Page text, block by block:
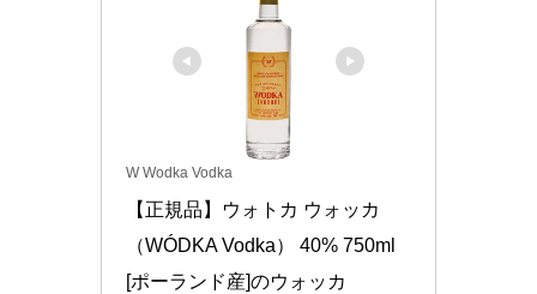
W Wodka Vodka
【正規品】ウォトカ ウォッカ
（WÓDKA Vodka） 40% 750ml
[ポーランド産]のウォッカ